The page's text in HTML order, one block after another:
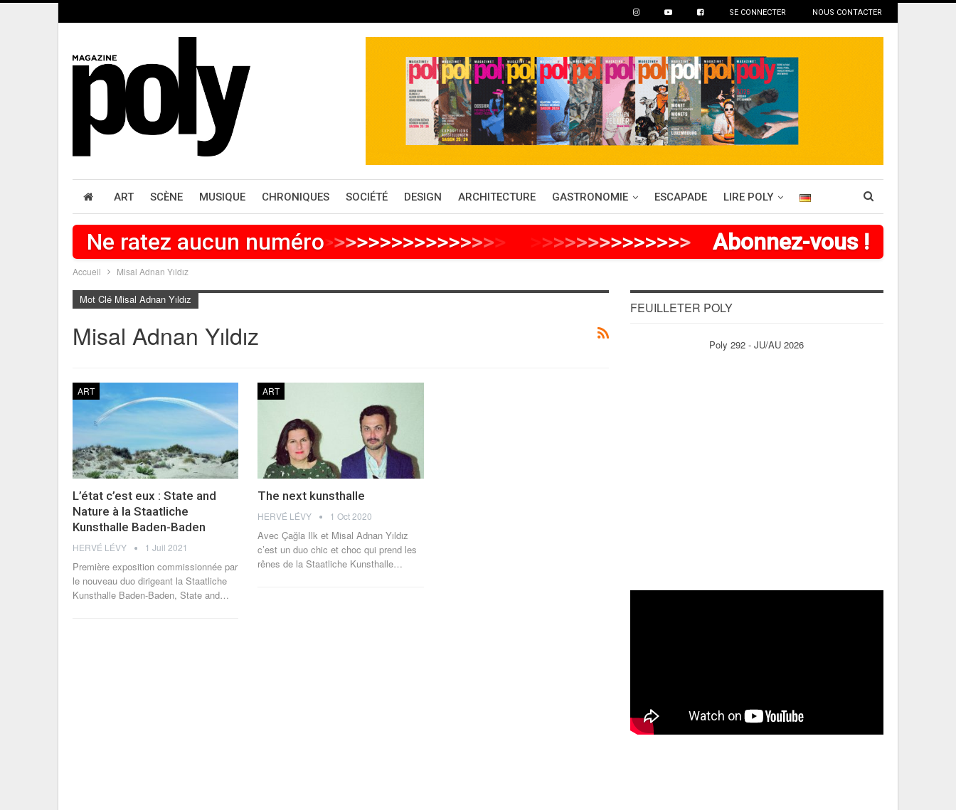
SE CONNECTER NOUS CONTACTER
ART SCÈNE MUSIQUE CHRONIQUES SOCIÉTÉ DESIGN ARCHITECTURE GASTRONOMIE ESCAPADE LIRE POLY
Ne ratez aucun numéro>>>>>>>>>>>>>>>> >>>> >>>>>>>> Abonnez-vous !
Accueil Misal Adnan Yıldız
Mot Clé Misal Adnan Yıldız
Misal Adnan Yıldız
ART
L’état c’est eux : State and
Nature à la Staatliche
Kunsthalle Baden-Baden
HERVÉ LÉVY 1 Juil 2021
Première exposition commissionnée par
le nouveau duo dirigeant la Staatliche
Kunsthalle Baden-Baden, State and…
ART
The next kunsthalle
HERVÉ LÉVY 1 Oct 2020
Avec Çağla Ilk et Misal Adnan Yıldız
c’est un duo chic et choc qui prend les
rênes de la Staatliche Kunsthalle…
FEUILLETER POLY
Poly 292 - JU/AU 2026